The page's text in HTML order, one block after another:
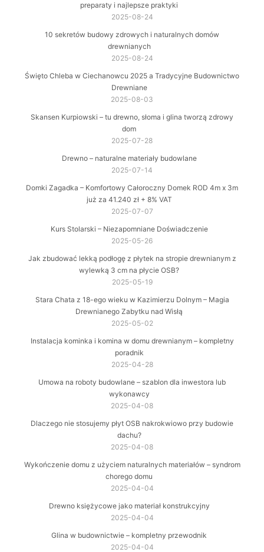
preparaty i najlepsze praktyki
2025-08-24
10 sekretów budowy zdrowych i naturalnych domów
drewnianych
2025-08-24
Święto Chleba w Ciechanowcu 2025 a Tradycyjne Budownictwo
Drewniane
2025-08-03
Skansen Kurpiowski – tu drewno, słoma i glina tworzą zdrowy
dom
2025-07-28
Drewno – naturalne materiały budowlane
2025-07-14
Domki Zagadka – Komfortowy Całoroczny Domek ROD 4m x 3m
już za 41.240 zł + 8% VAT
2025-07-07
Kurs Stolarski – Niezapomniane Doświadczenie
2025-05-26
Jak zbudować lekką podłogę z płytek na stropie drewnianym z
wylewką 3 cm na płycie OSB?
2025-05-19
Stara Chata z 18-ego wieku w Kazimierzu Dolnym – Magia
Drewnianego Zabytku nad Wisłą
2025-05-02
Instalacja kominka i komina w domu drewnianym – kompletny
poradnik
2025-04-28
Umowa na roboty budowlane – szablon dla inwestora lub
wykonawcy
2025-04-08
Dlaczego nie stosujemy płyt OSB nakrokwiowo przy budowie
dachu?
2025-04-08
Wykończenie domu z użyciem naturalnych materiałów – syndrom
chorego domu
2025-04-04
Drewno księżycowe jako materiał konstrukcyjny
2025-04-04
Glina w budownictwie – kompletny przewodnik
2025-04-04